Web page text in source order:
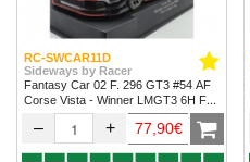
RC-SWCAR11D
Sideways by Racer
Fantasy Car 02 F. 296 GT3 #54 AF
Corse Vista - Winner LMGT3 6H Fuji
– + 77,90€